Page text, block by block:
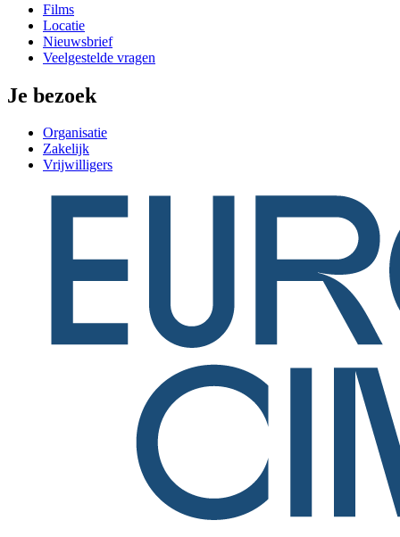
Films
Locatie
Nieuwsbrief
Veelgestelde vragen
Je bezoek
Organisatie
Zakelijk
Vrijwilligers